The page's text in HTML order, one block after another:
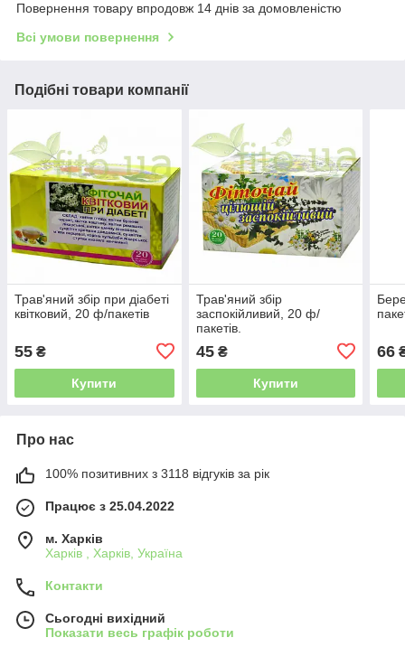
Повернення товару впродовж 14 днів за домовленістю
Всі умови повернення
Подібні товари компанії
Трав'яний збір при діабеті
квітковий, 20 ф/пакетів
55 ₴
Купити
Трав'яний збір
заспокійливий, 20 ф/
пакетів.
45₴
Купити
66
Про нас
100% позитивних з 3118 відгуків за рік
Працює з 25.04.2022
м. Харків
Харків , Харків, Україна
Контакти
Сьогодні вихідний
Показати весь графік роботи